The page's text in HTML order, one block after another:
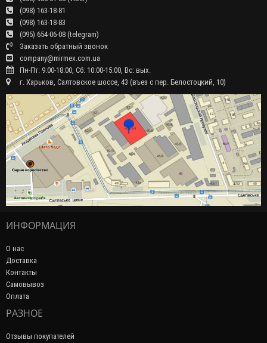
(098) 163-18-81
(098) 163-18-83
(095) 654-06-08 (telegram)
Заказать обратный звонок
company@mirmex.com.ua
Пн-Пт: 9:00-18:00, Сб: 10:00-15:00, Вс: вых.
г. Харьков, Салтовское шоссе, 43 (въез с пер. Белостоцкий, 10)
ИНФОРМАЦИЯ
О нас
Доставка
Контакты
Самовывоз
Оплата
РАЗНОЕ
Отзывы покупателей